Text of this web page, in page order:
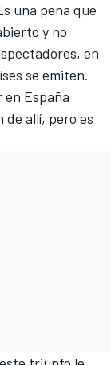
una pena que
y no
en
se emiten.
en España
allí, pero es